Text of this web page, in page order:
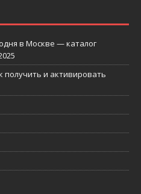
в Москве — каталог
получить и активировать